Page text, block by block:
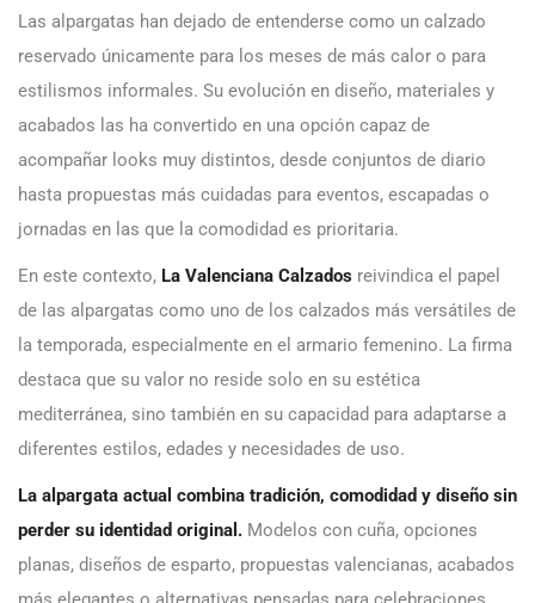
Las alpargatas han dejado de entenderse como un calzado
reservado únicamente para los meses de más calor o para
estilismos informales. Su evolución en diseño, materiales y
acabados las ha convertido en una opción capaz de
acompañar looks muy distintos, desde conjuntos de diario
hasta propuestas más cuidadas para eventos, escapadas o
jornadas en las que la comodidad es prioritaria.
En este contexto, La Valenciana Calzados reivindica el papel
de las alpargatas como uno de los calzados más versátiles de
la temporada, especialmente en el armario femenino. La firma
destaca que su valor no reside solo en su estética
mediterránea, sino también en su capacidad para adaptarse a
diferentes estilos, edades y necesidades de uso.
La alpargata actual combina tradición, comodidad y diseño sin
perder su identidad original. Modelos con cuña, opciones
planas, diseños de esparto, propuestas valencianas, acabados